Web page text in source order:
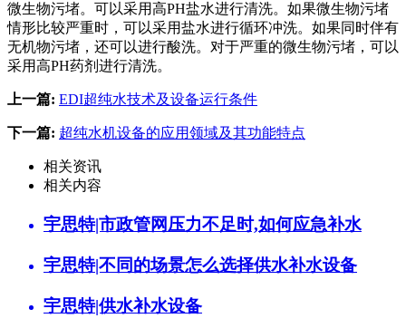
微生物污堵。可以采用高PH盐水进行清洗。如果微生物污堵
情形比较严重时，可以采用盐水进行循环冲洗。如果同时伴有
无机物污堵，还可以进行酸洗。对于严重的微生物污堵，可以
采用高PH药剂进行清洗。
上一篇: EDI超纯水技术及设备运行条件
下一篇: 超纯水机设备的应用领域及其功能特点
相关资讯
相关内容
宇思特|市政管网压力不足时,如何应急补水
宇思特|不同的场景怎么选择供水补水设备
宇思特|供水补水设备